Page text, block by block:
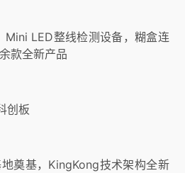
Mini LED整线检测设备，糊盒连
款全新产品
创板
奠基，KingKong技术架构全新